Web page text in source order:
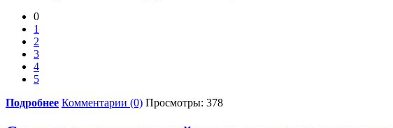
0
1
2
3
4
5
Подробнее Комментарии (0) Просмотры: 378